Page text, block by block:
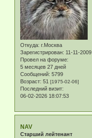
Откуда: г.Москва
Зарегистрирован: 11-11-2009
Провел на форуме:
5 месяцев 27 дней
Сообщений: 5799
Возраст: 51 [1975-02-06]
Последний визит:
06-02-2026 18:07:53
NAV
Старший лейтенант